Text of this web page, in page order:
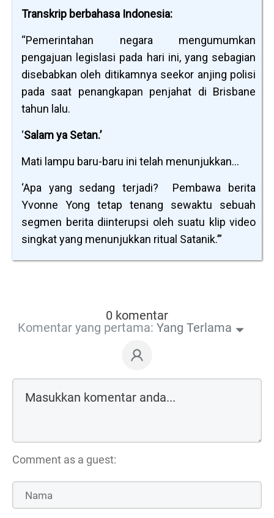
Transkrip berbahasa Indonesia:
“Pemerintahan negara mengumumkan
pengajuan legislasi pada hari ini, yang sebagian
disebabkan oleh ditikamnya seekor anjing polisi
pada saat penangkapan penjahat di Brisbane
tahun lalu.
‘Salam ya Setan.’
Mati lampu baru-baru ini telah menunjukkan…
‘Apa yang sedang terjadi? Pembawa berita
Yvonne Yong tetap tenang sewaktu sebuah
segmen berita diinterupsi oleh suatu klip video
singkat yang menunjukkan ritual Satanik.’”
0 komentar
Komentar yang pertama: Yang Terlama
Comment as a guest: